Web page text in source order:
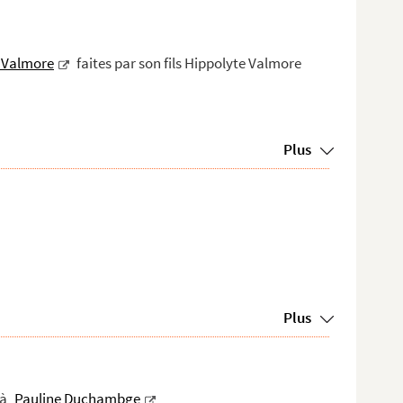
faites par son fils Hippolyte Valmore
Plus
Plus
Pauline Duchambge